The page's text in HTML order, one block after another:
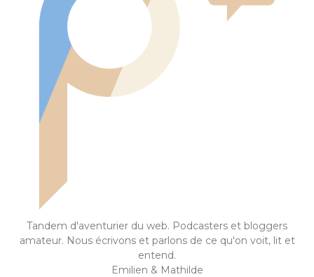
Tandem d'aventurier du web. Podcasters et bloggers
amateur. Nous écrivons et parlons de ce qu'on voit, lit et
entend.
Emilien & Mathilde